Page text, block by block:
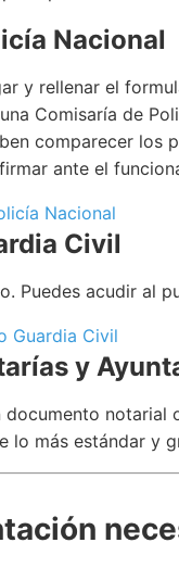
Nacional
y rellenar el
Comisaría de
comparecer los
ante el
Nacional
Civil
Puedes acudir al
Guardia Civil
y
documento
lo más estándar y